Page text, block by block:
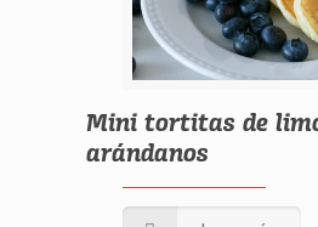
Mini tortitas de
arándanos